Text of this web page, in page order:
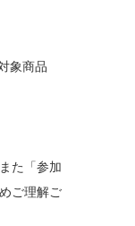
象商品
た「参加
ご理解ご